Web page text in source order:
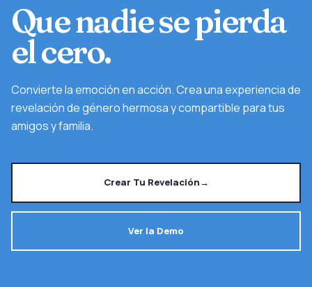
Que nadie se pierda
el cero.
Convierte la emoción en acción. Crea una experiencia de
revelación de género hermosa y compartible para tus
amigos y familia.
Crear Tu Revelación→
Ver la Demo